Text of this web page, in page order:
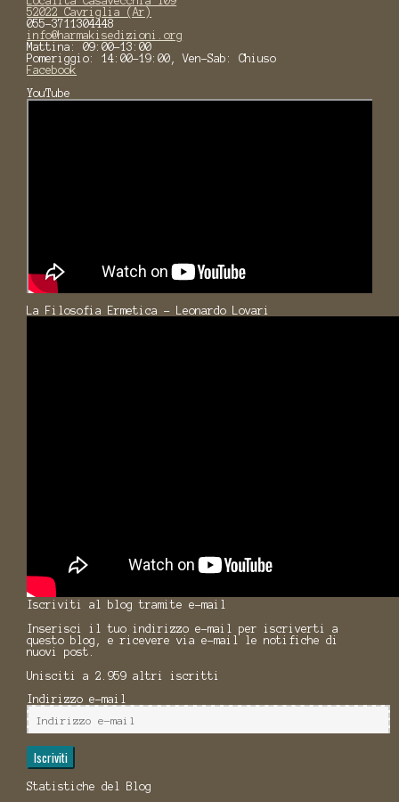
52022 Cavriglia (Ar)
055-3711304448
info@harmakisedizioni.org
Mattina: 09:00-13:00
Pomeriggio: 14:00-19:00, Ven-Sab: Chiuso
Facebook
YouTube
La Filosofia Ermetica - Leonardo Lovari
Iscriviti al blog tramite e-mail
Inserisci il tuo indirizzo e-mail per iscriverti a
questo blog, e ricevere via e-mail le notifiche di
nuovi post.
Unisciti a 2.959 altri iscritti
Indirizzo e-mail
Iscriviti
Statistiche del Blog